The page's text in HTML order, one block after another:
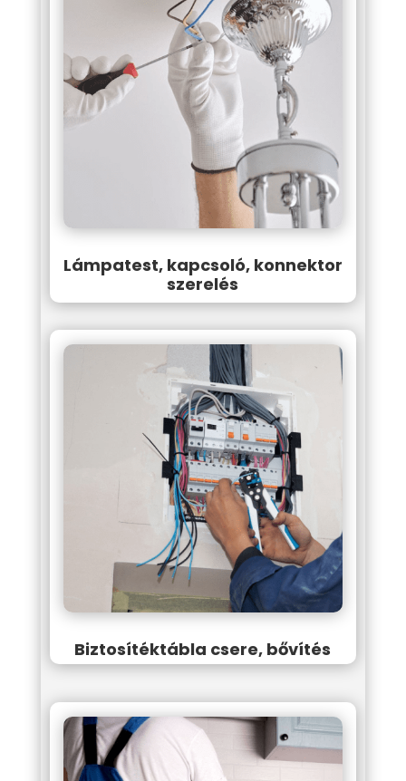
Lámpatest, kapcsoló, konnektor
szerelés
Biztosítéktábla csere, bővítés